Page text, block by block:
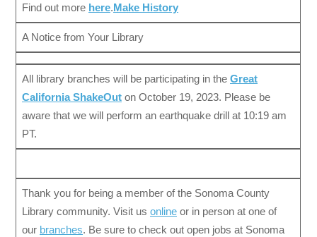
Find out more here.Make History
A Notice from Your Library
All library branches will be participating in the Great
California ShakeOut on October 19, 2023. Please be
aware that we will perform an earthquake drill at 10:19 am
PT.
Thank you for being a member of the Sonoma County
Library community. Visit us online or in person at one of
our branches. Be sure to check out open jobs at Sonoma